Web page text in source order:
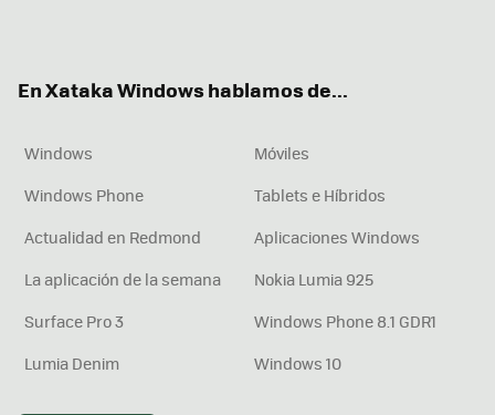
En Xataka Windows hablamos de...
Windows
Móviles
Windows Phone
Tablets e Híbridos
Actualidad en Redmond
Aplicaciones Windows
La aplicación de la semana
Nokia Lumia 925
Surface Pro 3
Windows Phone 8.1 GDR1
Lumia Denim
Windows 10